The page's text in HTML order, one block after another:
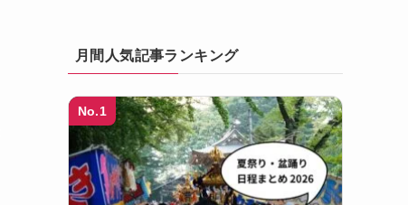
月間人気記事ランキング
No.1